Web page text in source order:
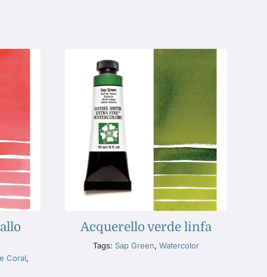
Coral,
Acquerello verde linfa
Tags: Sap Green, Watercolor